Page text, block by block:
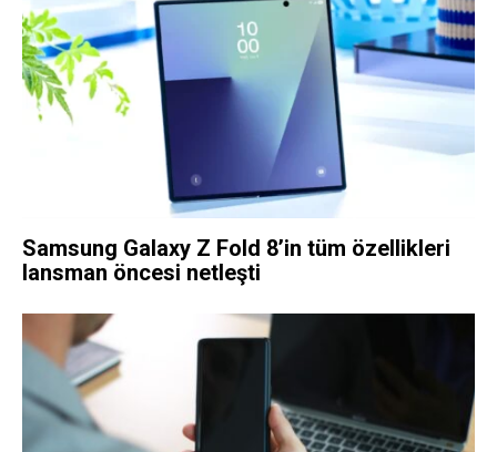
Samsung Galaxy Z Fold 8’in tüm özellikleri
lansman öncesi netleşti